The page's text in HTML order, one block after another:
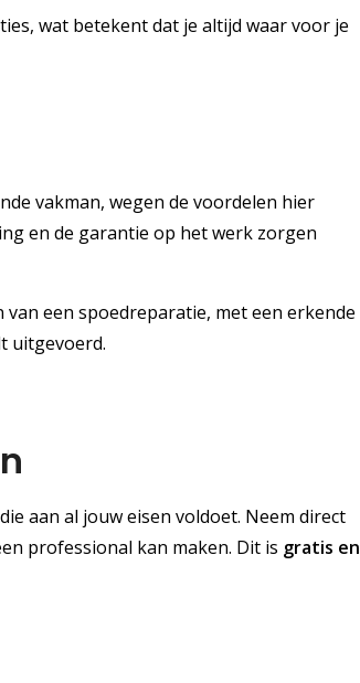
wat betekent dat je altijd waar voor je
vakman, wegen de voordelen hier
en de garantie op het werk zorgen
een spoedreparatie, met een erkende
uitgevoerd.
aan al jouw eisen voldoet. Neem direct
professional kan maken. Dit is gratis en